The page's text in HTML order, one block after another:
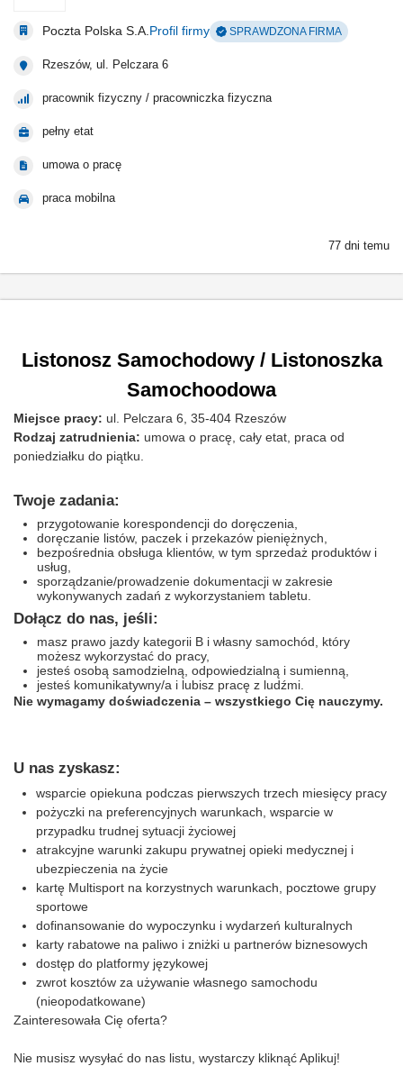
Poczta Polska S.A. Profil firmy SPRAWDZONA FIRMA
Rzeszów, ul. Pelczara 6
pracownik fizyczny / pracowniczka fizyczna
pełny etat
umowa o pracę
praca mobilna
77 dni temu
Listonosz Samochodowy / Listonoszka
Samochoodowa
Miejsce pracy: ul. Pelczara 6, 35-404 Rzeszów
Rodzaj zatrudnienia: umowa o pracę, cały etat, praca od
poniedziałku do piątku.
Twoje zadania:
przygotowanie korespondencji do doręczenia,
doręczanie listów, paczek i przekazów pieniężnych,
bezpośrednia obsługa klientów, w tym sprzedaż produktów i
usług,
sporządzanie/prowadzenie dokumentacji w zakresie
wykonywanych zadań z wykorzystaniem tabletu.
Dołącz do nas, jeśli:
masz prawo jazdy kategorii B i własny samochód, który
możesz wykorzystać do pracy,
jesteś osobą samodzielną, odpowiedzialną i sumienną,
jesteś komunikatywny/a i lubisz pracę z ludźmi.
Nie wymagamy doświadczenia – wszystkiego Cię nauczymy.​
U nas zyskasz:
wsparcie opiekuna podczas pierwszych trzech miesięcy pracy
pożyczki na preferencyjnych warunkach, wsparcie w
przypadku trudnej sytuacji życiowej
atrakcyjne warunki zakupu prywatnej opieki medycznej i
ubezpieczenia na życie
kartę Multisport na korzystnych warunkach, pocztowe grupy
sportowe
dofinansowanie do wypoczynku i wydarzeń kulturalnych
karty rabatowe na paliwo i zniżki u partnerów biznesowych
dostęp do platformy językowej
zwrot kosztów za używanie własnego samochodu
(nieopodatkowane)
Zainteresowała Cię oferta?
Nie musisz wysyłać do nas listu, wystarczy kliknąć Aplikuj!